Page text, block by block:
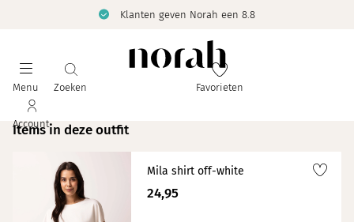
Klanten geven Norah een 8.8
Menu Zoeken Favorieten
Account
Items in deze outfit
Mila shirt off-white
24,95